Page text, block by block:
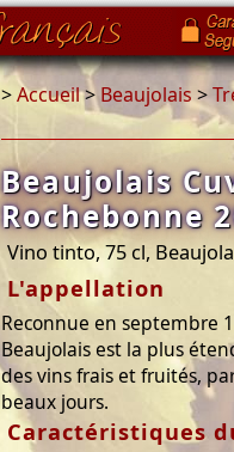
>Accueil>Beaujolais>
Beaujolais
Rochebonne
Vino tinto, 75 cl,
L'appellation
Reconnue en septembre
Beaujolais est la plus
des vins frais et fruités,
beaux jours.
Caractéristiques